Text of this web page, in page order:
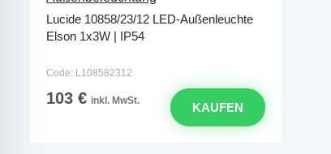
Lucide 10858/23/12 LED-Außenleuchte
Elson 1x3W | IP54
Code: L108582312
103 € inkl. MwSt. KAUFEN